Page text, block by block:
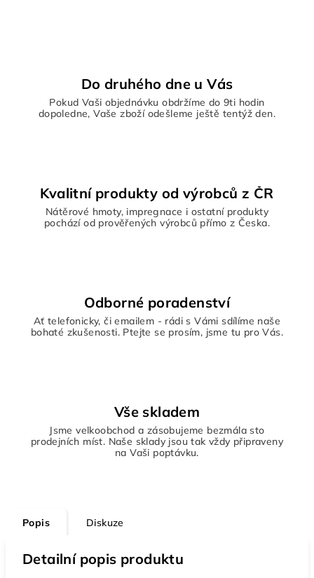
Do druhého dne u Vás
Pokud Vaši objednávku obdržíme do 9ti hodin
dopoledne, Vaše zboží odešleme ještě tentýž den.
Kvalitní produkty od výrobců z ČR
Nátěrové hmoty, impregnace i ostatní produkty
pochází od prověřených výrobců přímo z Česka.
Odborné poradenství
Ať telefonicky, či emailem - rádi s Vámi sdílíme naše
bohaté zkušenosti. Ptejte se prosím, jsme tu pro Vás.
Vše skladem
Jsme velkoobchod a zásobujeme bezmála sto
prodejních míst. Naše sklady jsou tak vždy připraveny
na Vaši poptávku.
Popis Diskuze
Detailní popis produktu